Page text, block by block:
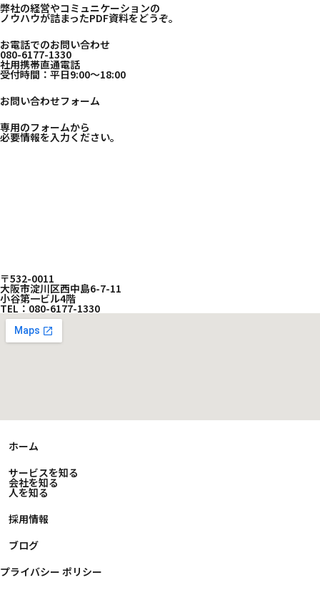
弊社の経営やコミュニケーションの
ノウハウが詰まったPDF資料をどうぞ。
お電話でのお問い合わせ
080-6177-1330
社用携帯直通電話
受付時間：平日9:00〜18:00
お問い合わせフォーム
専用のフォームから
必要情報を入力ください。
〒532-0011
大阪市淀川区西中島6-7-11
小谷第一ビル4階
TEL：080-6177-1330
ホーム
サービスを知る
会社を知る
人を知る
採用情報
ブログ
プライバシー ポリシー